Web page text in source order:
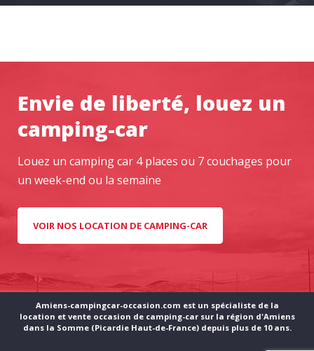
Envie de liberté, louez un
camping-car
Louez un camping car 4 places ou 7 couchages pour
un week-end ou la semaine
VOIR NOS LOCATION DE CAMPING-CAR
Amiens-campingcar-occasion.com est un spécialiste de la
location et vente occasion de camping-car sur la région d'Amiens
dans la Somme (Picardie Haut-de-France) depuis plus de 10 ans.